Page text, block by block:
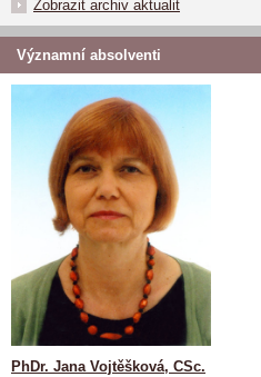
Zobrazit archiv aktualit
Významní absolventi
PhDr. Jana Vojtěšková, CSc.